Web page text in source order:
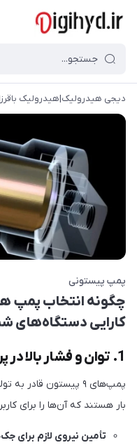
دیجی هیدرولیک|هیدرولیک
پمپ پیستونی
کارایی دستگاه‌های
1. توان و فشار بالا در پروژه‌های سنگین
بار هستند که آن‌ها را برای
تأمین نیروی لازم برای